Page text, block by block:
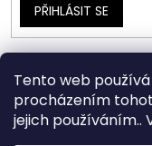
Tento web
procházením
jejich používáním..
PŘIHLÁSIT SE